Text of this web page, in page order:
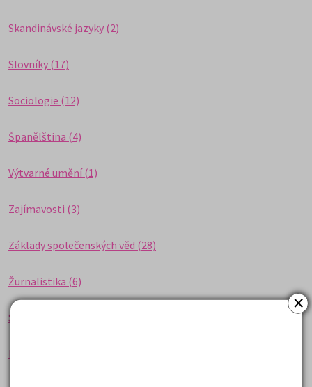
×
Skandinávské jazyky (2)
Slovníky (17)
Sociologie (12)
Španělština (4)
Výtvarné umění (1)
Zajímavosti (3)
Základy společenských věd (28)
Žurnalistika (6)
SCIO testy VŠ (10)
Poradenství k výběru studia (1)